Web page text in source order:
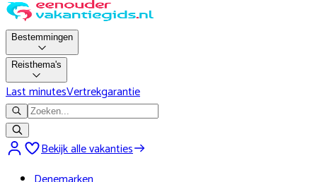
Bestemmingen
Reisthema's
Last minutesVertrekgarantie
Bekijk alle vakanties